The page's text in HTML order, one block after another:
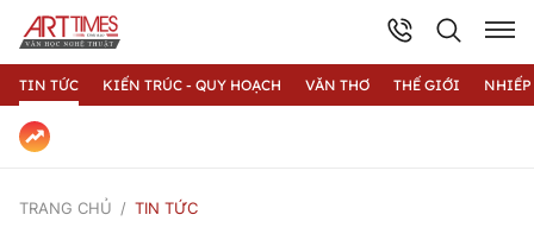
TIN TỨC KIẾN TRÚC - QUY HOẠCH VĂN THƠ THẾ GIỚI
TRANG CHỦ TIN TỨC